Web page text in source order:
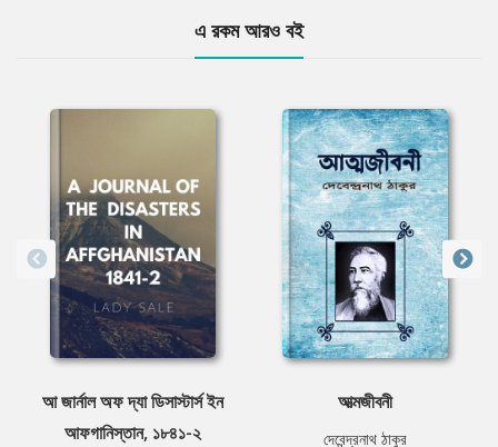
এ রকম আরও বই
আ জার্নাল অফ দ্যা ডিসাস্টার্স ইন
আফগানিস্তান, ১৮৪১-২
আত্মজীবনী
দেবেন্দ্রনাথ ঠাকুর